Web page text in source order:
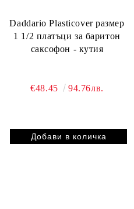
Daddario Plasticover размер
1 1/2 платъци за баритон
саксофон - кутия
€48.45
94.76лв.